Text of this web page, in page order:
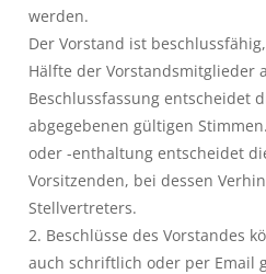
werden.
Der Vorstand ist
Hälfte der Vorstandsmitglieder
Beschlussfassung entscheidet
abgegebenen gültigen
oder -enthaltung entscheidet
Vorsitzenden, bei dessen
Stellvertreters.
2. Beschlüsse des Vorstandes
auch schriftlich oder per Email